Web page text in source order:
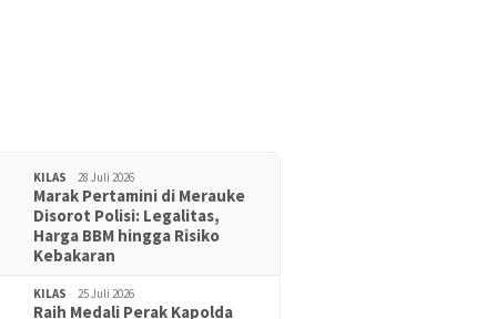
KILAS 28 Juli 2026
Marak Pertamini di Merauke
Disorot Polisi: Legalitas,
Harga BBM hingga Risiko
Kebakaran
KILAS 25 Juli 2026
Raih Medali Perak Kapolda